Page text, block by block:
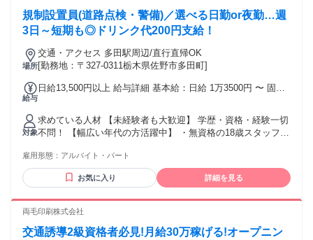
者や 道路警備、駐車場警備の経験者 ★巡回、監視、安全管理
の業務経験者 ★交通誘導警備業務2級資格をお持ちの方 ＜先
者や ・販売、接客、コンビニや土木系の経験者など 様々な業
界の経験者が幅広く活躍中！
規制設置員(道路点検・警備)／選べる日勤or夜勤…週
3日～短期も◎ドリンク代200円支給！
場所
交通・アクセス 多田駅周辺/直行直帰OK
[勤務地：〒327-0311栃木県佐野市多田町]
給与
日給13,500円以上 給与詳細 基本給：日給 1万3500円 〜 固定
勤・家族手当金額：なし 全員に一律で支払われるその他手当
金額：なし ■道路規制設置員 …日勤1万1500円～/夜勤1万
3500円～ ■道路規制ドライバー …日勤1万2500円～/夜勤1万
4500円～ ■交通誘導･イベント警備 …日勤1万円～/夜勤1万
当あり！】 高収入・高額求人をお探しの方に！ ✅高速道路本
線の警備は日給＋500円 ✅交通誘導検定資格者は日給＋500円
検定資格配置現場なら日給＋1500円
対象
求めている人材 【未経験者も大歓迎】 学歴・資格・経験一切
不問！ 【幅広い年代の方活躍中】 ・無資格の18歳スタッフ
60歳以上のシニアスタッフ …などの方々も多数在籍していま
す。 【他にも…】 ▼私生活と両立させたい ・学生、主婦/主
夫スタッフ ・フリーター、Wワーカー（副業者） …の方々も
況の方でも【テイケイ】は 心から歓迎いたします！ - ＜先輩
や ・販売、接客、コンビニや土木系の経験者など 様々な業界
雇用形態： アルバイト・パート
お気に入り 詳細を見る
両毛印刷株式会社
交通誘導2級資格者必見!月給30万稼げる!オープニン